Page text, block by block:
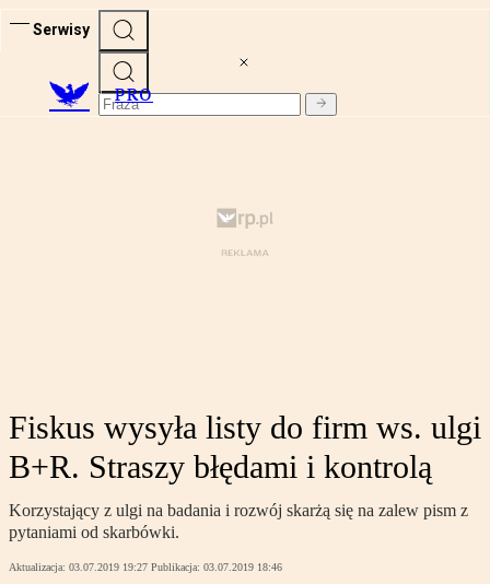
Serwisy
PRO
Fiskus wysyła listy do firm ws. ulgi
B+R. Straszy błędami i kontrolą
Korzystający z ulgi na badania i rozwój skarżą się na zalew pism z
pytaniami od skarbówki.
Aktualizacja: 03.07.2019 19:27 Publikacja: 03.07.2019 18:46